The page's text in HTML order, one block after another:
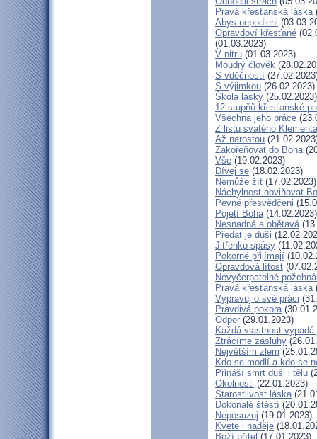
Pravá křesťanská láska
Abys nepodlehl
Opravdoví křesťané
(01.03.2023)
V nitru (01.03.2023)
Moudrý člověk
S vděčností
S výjimkou (26.02.2023)
Škola lásky (25.02.2023)
12 stupňů křesťanské
Všechna jeho práce
Z listu svatého
Až narostou
Zakořeňovat do Boha
Vše (19.02.2023)
Dívej se (18.02.2023)
Nemůže žít (17.02.2023)
Náchylnost obviňovat
Pevně přesvědčeni
Pojetí Boha(14.02.2023)
Nesnadná a obětavá
Předat je duši
Jitřenko spásy
Pokorně přijímají
Opravdová lítost
Nevyčerpatelné
Pravá křesťanská láska
Vypravuj o své práci
Pravdivá pokora
Odpor (29.01.2023)
Každá vlastnost vypadá
Ztrácíme zásluhy
Největším zlem
Kdo se modlí a kdo se
Přináší smrt duši i tělu
Okolnosti (22.01.2023)
Starostlivost láska
Dokonalé štěstí
Neposuzuj (19.01.2023)
Kvete i naděje
Boží přítel (17.01.2023)